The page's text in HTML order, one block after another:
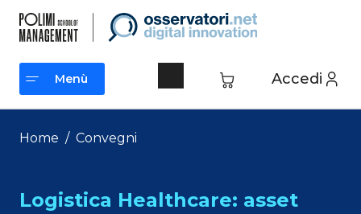
contenuto
Accedi
Menù
Menù
Home / Convegni
Logistica Healthcare: asset